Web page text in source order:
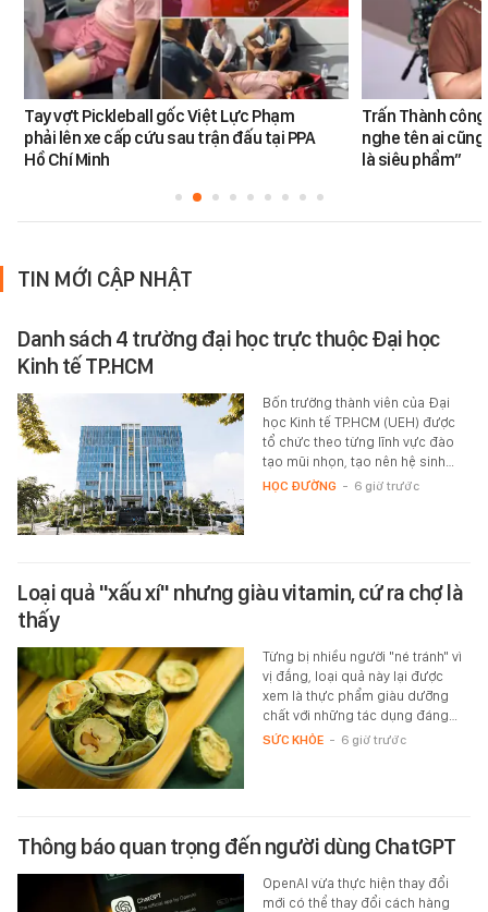
Tay vợt Pickleball gốc Việt Lực Phạm
phải lên xe cấp cứu sau trận đấu tại PPA
Hồ Chí Minh
Trấn Thành
nghe tên ai
là siêu phẩm”
TIN MỚI CẬP NHẬT
Danh sách 4 trường đại học trực thuộc Đại học
Kinh tế TP.HCM
Bốn trường thành viên của Đại
học Kinh tế TP.HCM (UEH) được
tổ chức theo từng lĩnh vực đào
tạo mũi nhọn, tạo nên hệ sinh…
HỌC ĐƯỜNG - 6 giờ trước
Loại quả "xấu xí" nhưng giàu vitamin, cứ ra chợ là
thấy
Từng bị nhiều người "né tránh" vì
vị đắng, loại quả này lại được
xem là thực phẩm giàu dưỡng
chất với những tác dụng đáng…
SỨC KHỎE - 6 giờ trước
Thông báo quan trọng đến người dùng ChatGPT
OpenAI vừa thực hiện thay đổi
mới có thể thay đổi cách hàng